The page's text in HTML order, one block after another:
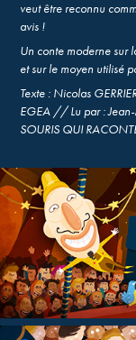
veut être reconnu
avis !
Un conte moderne sur
et sur le moyen utilisé
Texte : Nicolas
EGEA // Lu par :
SOURIS QUI